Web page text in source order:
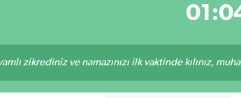
zikrediniz ve namazınızı ilk vaktinde kılınız,